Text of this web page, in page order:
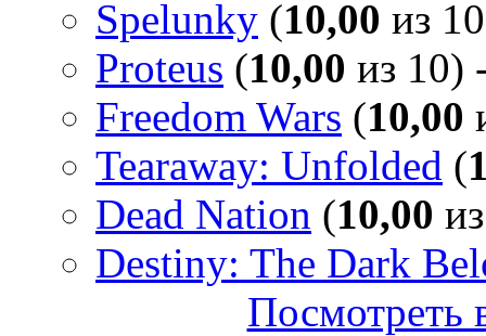
Spelunky (10,00 из
Proteus (10,00 из 10)
Freedom Wars (10,00
Tearaway: Unfolded (
Dead Nation (10,00
Destiny: The Dark
Посмотреть